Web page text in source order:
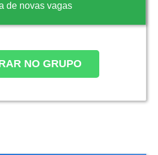
de novas vagas
NO GRUPO